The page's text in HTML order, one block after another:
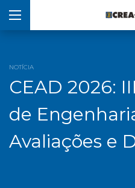
NOTÍCIA
CEAD 2026:
de
Avaliações e